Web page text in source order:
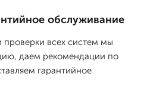
обслуживание
проверки всех систем мы
даем рекомендации по
гарантийное